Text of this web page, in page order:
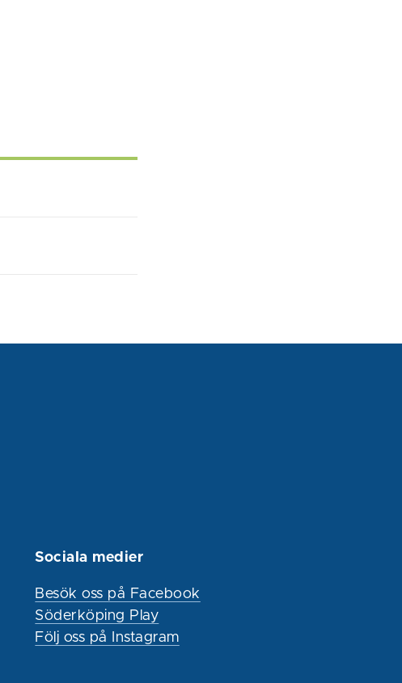
Sociala medier
Besök oss på Facebook
Söderköping Play
Följ oss på Instagram